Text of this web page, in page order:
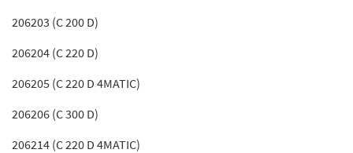
206203 (C 200 D)
206204 (C 220 D)
206205 (C 220 D 4MATIC)
206206 (C 300 D)
206214 (C 220 D 4MATIC)